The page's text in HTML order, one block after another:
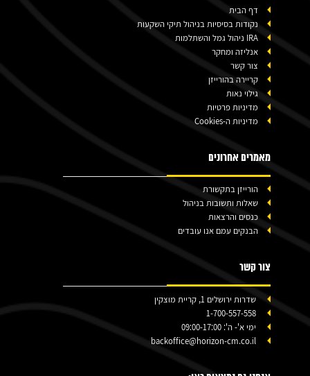
דף הבית
נקודות בסיסיות בניהול תיקי השקעות
IRA ניהול גמל והשתלמות
אנליזה ומחקר
צור קשר
קריירה בהורייזן
גילוי נאות
מדיניות פרטיות
מדיניות ה-Cookies
מאמרים אחרונים
הורייזן בתקשורת
שאלות ותשובות בניהול
כנסים והרצאות
הבנקים עמם אנו עובדים
צור קשר
שדרות ירושלים 1, קריית מוצקין
1-700-557-558
ימי א'- ה': 09:00-17:00
backoffice@horizon-cm.co.il